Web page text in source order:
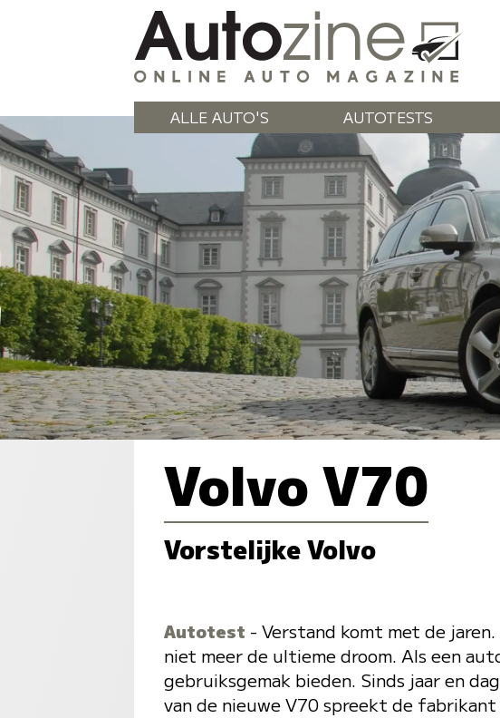
ALLE AUTO'S AUTOTESTS
Volvo V70
Vorstelijke Volvo
Autotest - Verstand komt met de
niet meer de ultieme droom. Als een
gebruiksgemak bieden. Sinds jaar en
van de nieuwe V70 spreekt de